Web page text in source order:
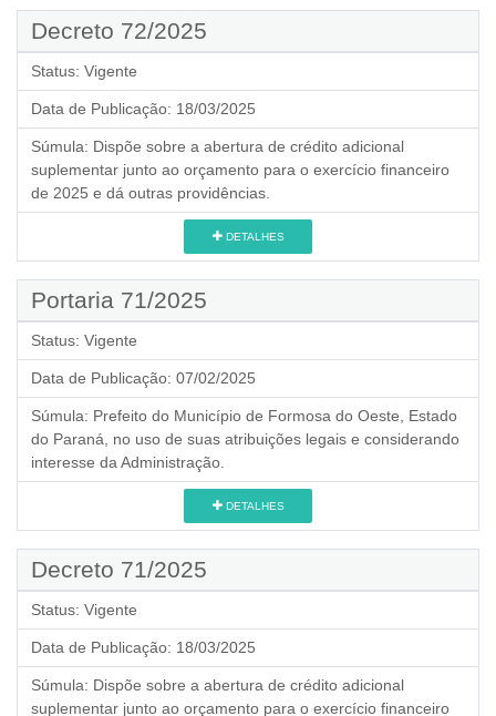
Decreto 72/2025
Status: Vigente
Data de Publicação: 18/03/2025
Súmula: Dispõe sobre a abertura de crédito adicional
suplementar junto ao orçamento para o exercício financeiro
de 2025 e dá outras providências.
DETALHES
Portaria 71/2025
Status: Vigente
Data de Publicação: 07/02/2025
Súmula: Prefeito do Município de Formosa do Oeste, Estado
do Paraná, no uso de suas atribuições legais e considerando
interesse da Administração.
DETALHES
Decreto 71/2025
Status: Vigente
Data de Publicação: 18/03/2025
Súmula: Dispõe sobre a abertura de crédito adicional
suplementar junto ao orçamento para o exercício financeiro